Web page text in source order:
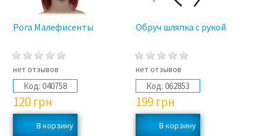
Рога Малефисенты
нет отзывов
Код: 040758
120 грн
Обруч шляпка с рукой
нет отзывов
Код: 062853
199 грн